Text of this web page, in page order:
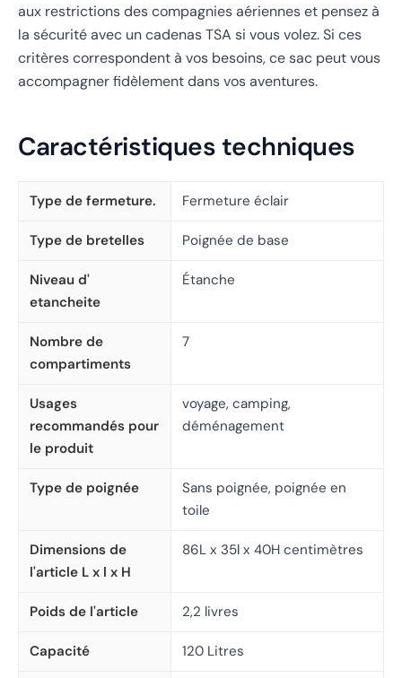
aux restrictions des compagnies aériennes et pensez à
la sécurité avec un cadenas TSA si vous volez. Si ces
critères correspondent à vos besoins, ce sac peut vous
accompagner fidèlement dans vos aventures.
Caractéristiques techniques
Type de fermeture. Fermeture éclair
Type de bretelles Poignée de base
Niveau d'
etancheite
Étanche
Nombre de
compartiments
7
Usages
recommandés pour
le produit
voyage, camping,
déménagement
Type de poignée
Sans poignée, poignée en
toile
Dimensions de
l'article L x l x H
86L x 35l x 40H centimètres
Poids de l'article 2,2 livres
Capacité 120 Litres